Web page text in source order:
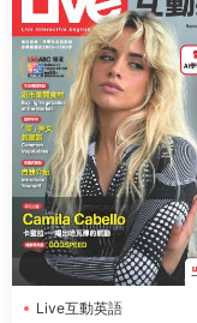
Live互動英語